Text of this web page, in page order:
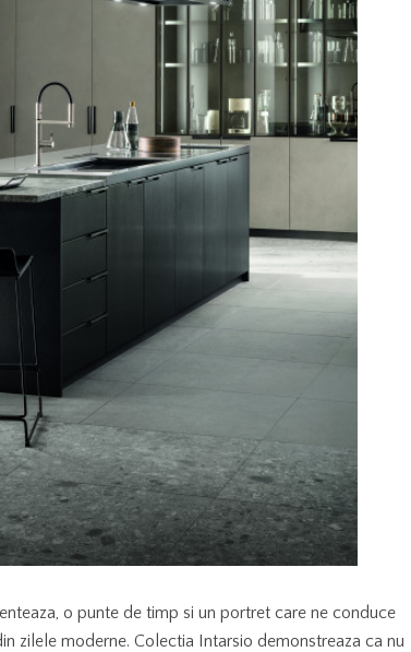
o punte de timp si un portret care ne conduce
zilele moderne. Colectia Intarsio demonstreaza ca nu